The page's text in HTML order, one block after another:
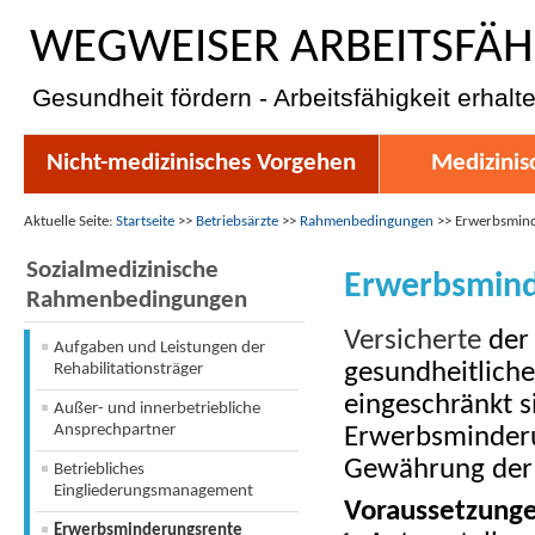
WEGWEISER
Gesundheit fördern - Arbeitsfähigkeit
Nicht-medizinisches Vorgehen
Aktuelle Seite: Startseite >> Betriebsärzte >> Rahmenbedingungen >>
Sozialmedizinische
Rahmenbedingungen
Aufgaben und Leistungen der
Rehabilitationsträger
Außer- und innerbetriebliche
Ansprechpartner
Betriebliches
Eingliederungsmanagement
Erwerbsminderungsrente
Versicherte
eingeschränkt
Gewährung